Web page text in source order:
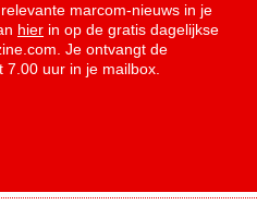
marcom-nieuws in je
hier in op de gratis dagelijkse
Je ontvangt de
7.00 uur in je mailbox.